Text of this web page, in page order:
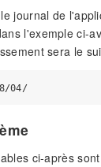
journal de
l'exemple ci-
sera le
ci-après